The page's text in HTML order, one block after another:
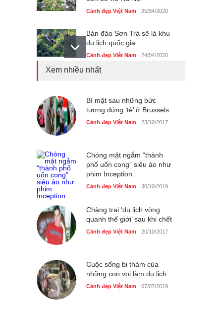
Cảnh đẹp Việt Nam 25/04/2020
Bán đảo Sơn Trà sẽ là khu
du lịch quốc gia
Cảnh đẹp Việt Nam 24/04/2020
Cảnh đẹp Việt Nam 25/04/2020
Nhiều hoạt động tôn vinh
Xem nhiều nhất
Bí mật sau những bức
tượng đứng ‘tè’ ở Brussels
Cảnh đẹp Việt Nam 23/10/2017
Chóng mặt ngắm “thành
phố uốn cong” siêu ảo như
phim Inception
Cảnh đẹp Việt Nam 30/10/2019
Chàng trai ‘du lịch vòng
quanh thế giới’ sau khi chết
Cảnh đẹp Việt Nam 20/10/2017
Cuộc sống bi thảm của
những con voi làm du lịch
Cảnh đẹp Việt Nam 07/07/2019